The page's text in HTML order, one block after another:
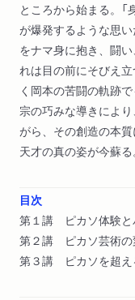
ところから始まる。
が爆発するような思
をナマ身に抱き、闘
れは目の前にそびえ
く岡本の苦闘の軌跡
宗の巧みな導きによ
がら、その創造の本
天才の真の姿が今蘇る
目次
第１講 ピカソ体験と
第２講 ピカソ芸術の
第３講 ピカソを超え